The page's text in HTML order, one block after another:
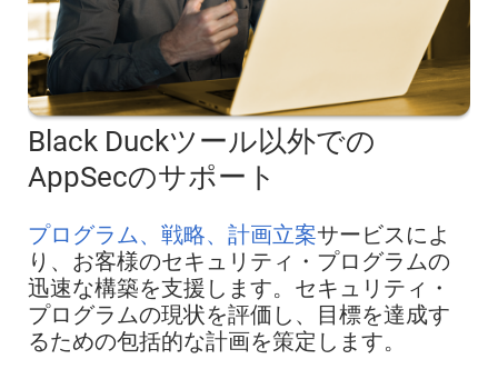
Black Duckツール以外での
AppSecのサポート
プログラム、戦略、計画立案サービスによ
り、お客様のセキュリティ・プログラムの
迅速な構築を支援します。セキュリティ・
プログラムの現状を評価し、目標を達成す
るための包括的な計画を策定します。